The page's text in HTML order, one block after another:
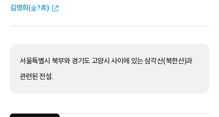
김영희(金?希)
서울특별시 북부와 경기도 고양시 사이에 있는 삼각산(북한산)과
관련된 전설.